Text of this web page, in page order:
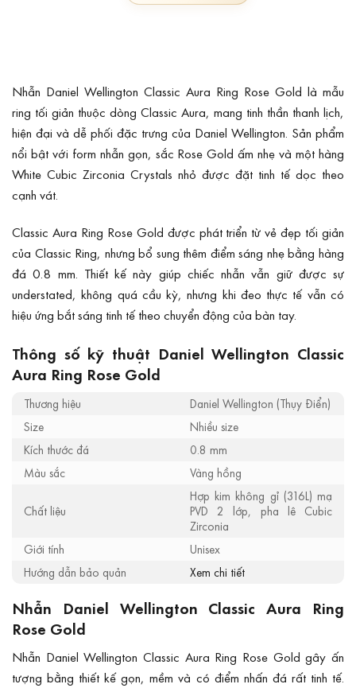
Nhẫn Daniel Wellington Classic Aura Ring Rose Gold là mẫu
ring tối giản thuộc dòng Classic Aura, mang tinh thần thanh lịch,
hiện đại và dễ phối đặc trưng của Daniel Wellington. Sản phẩm
nổi bật với form nhẫn gọn, sắc Rose Gold ấm nhẹ và một hàng
White Cubic Zirconia Crystals nhỏ được đặt tinh tế dọc theo
cạnh vát.
Classic Aura Ring Rose Gold được phát triển từ vẻ đẹp tối giản
của Classic Ring, nhưng bổ sung thêm điểm sáng nhẹ bằng hàng
đá 0.8 mm. Thiết kế này giúp chiếc nhẫn vẫn giữ được sự
understated, không quá cầu kỳ, nhưng khi đeo thực tế vẫn có
hiệu ứng bắt sáng tinh tế theo chuyển động của bàn tay.
Thông số kỹ thuật Daniel Wellington Classic
Aura Ring Rose Gold
Thương hiệu
Daniel Wellington (Thụy Điển)
Size
Nhiều size
Kích thước đá
0.8 mm
Màu sắc
Vàng hồng
Chất liệu
Hợp kim không gỉ (316L) mạ
PVD 2 lớp, pha lê Cubic
Zirconia
Giới tính
Unisex
Hướng dẫn bảo quản
Xem chi tiết
Nhẫn Daniel Wellington Classic Aura Ring
Rose Gold
Nhẫn Daniel Wellington Classic Aura Ring Rose Gold gây ấn
tượng bằng thiết kế gọn, mềm và có điểm nhấn đá rất tinh tế.